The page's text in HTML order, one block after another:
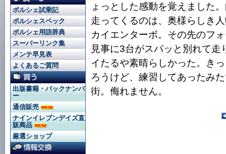
ょっとした感動を覚えました
走ってくるのは、奥様らしき
カイエンターボ。その先のフ
見事に3台がスパッと別れて
イたるや素晴らしかった。き
ろうけど、練習してあったみ
街。侮れません。
ポルシェ試乗記
ポルシェスペック
ポルシェ用語辞典
スーパーリンク集
メンテ早見表
よくあるご質問
出版書籍・バックナンバ
ー
通信販売
ナインイレブンデイズ直
販商品
厳選ショップ